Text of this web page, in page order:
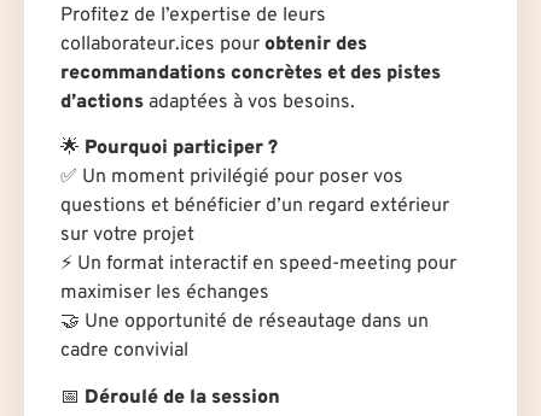
Profitez de l’expertise de leurs
collaborateur.ices pour obtenir des
recommandations concrètes et des pistes
d’actions adaptées à vos besoins.
🌟 Pourquoi participer ?
✅ Un moment privilégié pour poser vos
questions et bénéficier d’un regard extérieur
sur votre projet
⚡ Un format interactif en speed-meeting pour
maximiser les échanges
🤝 Une opportunité de réseautage dans un
cadre convivial
📅 Déroulé de la session